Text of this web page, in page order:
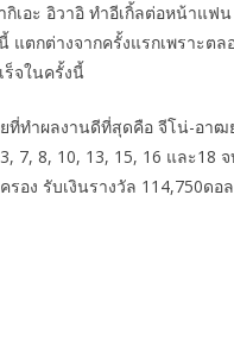
กิเอะ อิวาอิ ทำอีเกิ้ลต่อหน้าแ
แตกต่างจากครั้งแรกเพราะต
ร็จในครั้งนี้
ที่ทำผลงานดีที่สุดคือ จีโน่-อา
7, 8, 10, 13, 15, 16 และ18
รอง รับเงินรางวัล 114,750ด